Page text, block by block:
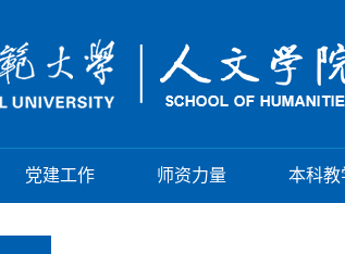
党建工作 师资力量 本科教